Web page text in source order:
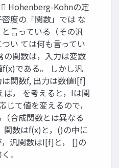
Hohenberg-Kohnの定
度の「関数」では な
言っている（その汎
い ては何も言ってい
の関数は，入力は変数
である。 しかし汎
関数f, 出力は数値I[f]
ば， を考えると，Iは関
じて値を変えるので，
合成関数とは異なる
関数はf(x)と，()の中に
汎関数はI[f]と， []の
。